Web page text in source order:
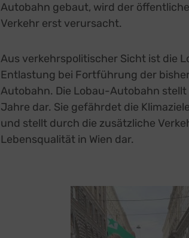
Autobahn gebaut, wird der
Verkehr erst verursacht.
Aus verkehrspolitischer Sicht ist die
Entlastung bei Fortführung der
Autobahn. Die Lobau-Autobahn
Jahre dar. Sie gefährdet die
und stellt durch die zusätzliche
Lebensqualität in Wien dar.